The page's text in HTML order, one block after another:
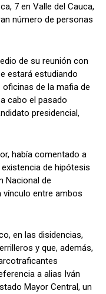
7 en Valle del Cauca,
número de personas
de su reunión con
estará estudiando
de la mafia de
cabo el pasado
presidencial,
había comentado a
de hipótesis
Nacional de
vínculo entre ambos
en las disidencias,
y que, además,
a alias Iván
Mayor Central, un